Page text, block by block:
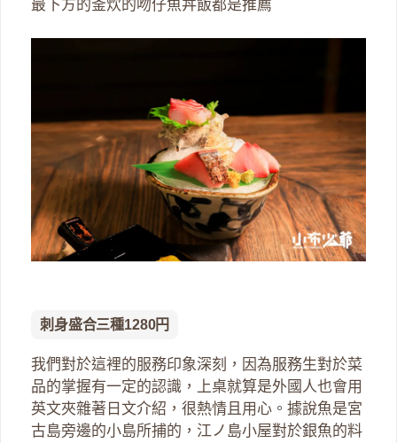
最下方的釜炊的吻仔魚丼飯都是推薦
刺身盛合三種1280円
我們對於這裡的服務印象深刻，因為服務生對於菜
品的掌握有一定的認識，上桌就算是外國人也會用
英文夾雜著日文介紹，很熱情且用心。據說魚是宮
古島旁邊的小島所捕的，江ノ島小屋對於銀魚的料